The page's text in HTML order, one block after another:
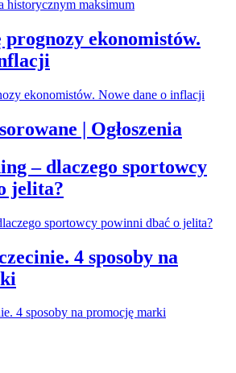
prognozy ekonomistów.
| Ogłoszenia
– dlaczego sportowcy
jelita?
4 sposoby na